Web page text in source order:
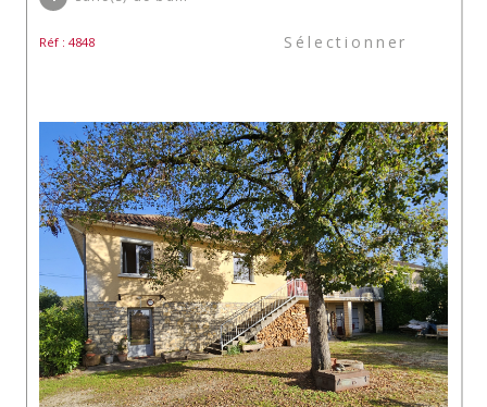
Réf : 4848 Sélectionner